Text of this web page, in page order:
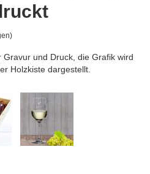
und Druck, die Grafik wird
Holzkiste dargestellt.